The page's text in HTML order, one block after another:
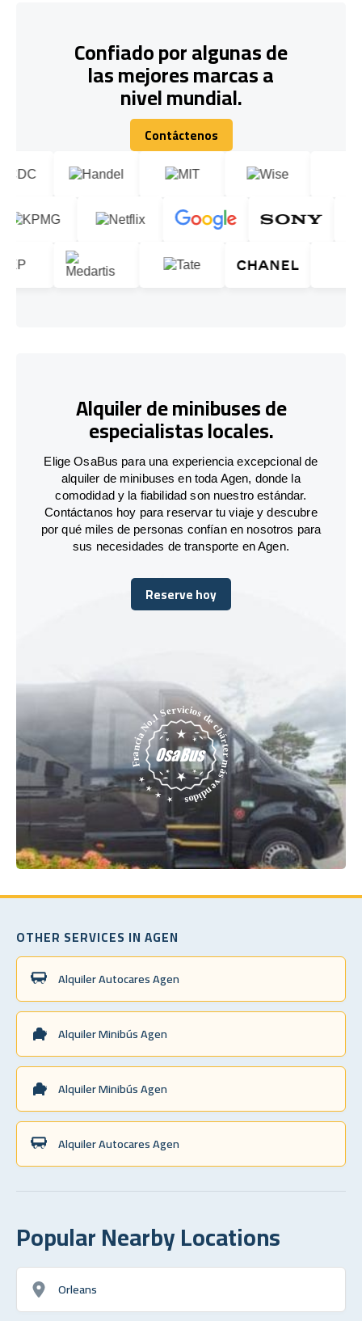
Confiado por algunas de
las mejores marcas a
nivel mundial.
Contáctenos
Contáctenos
Alquiler de minibuses de
especialistas locales.
Elige OsaBus para una experiencia excepcional de
alquiler de minibuses en toda Agen, donde la
comodidad y la fiabilidad son nuestro estándar.
Contáctanos hoy para reservar tu viaje y descubre
por qué miles de personas confían en nosotros para
sus necesidades de transporte en Agen.
Reserve hoy
Reserve hoy
OTHER SERVICES IN AGEN
Alquiler Autocares Agen
Alquiler Minibús Agen
Alquiler Minibús Agen
Alquiler Autocares Agen
Popular Nearby Locations
Orleans